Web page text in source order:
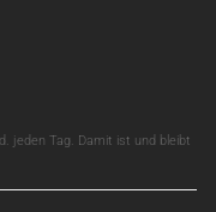
jeden Tag. Damit ist und bleibt